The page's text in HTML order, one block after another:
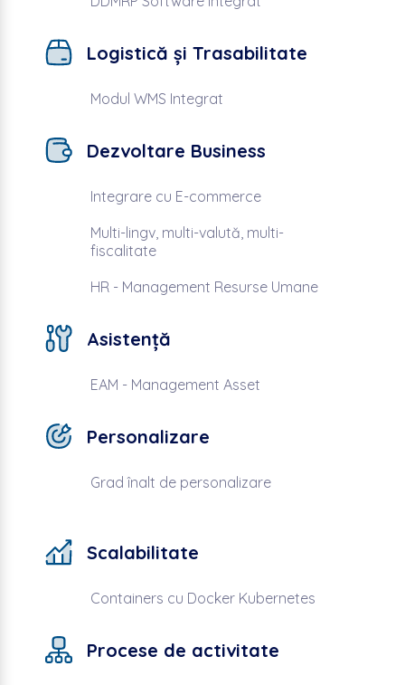
Logistică și Trasabilitate
Modul WMS Integrat
Dezvoltare Business
Integrare cu E-commerce
Multi-lingv, multi-valută, multi-
fiscalitate
HR - Management Resurse Umane
Asistență
EAM - Management Asset
Personalizare
Grad înalt de personalizare
Scalabilitate
Containers cu Docker Kubernetes
Procese de activitate